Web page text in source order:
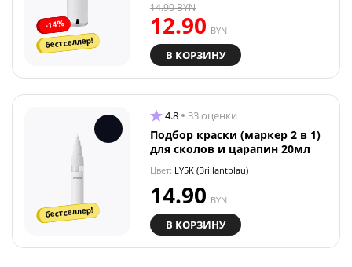
-14%
бестселлер!
12.90 BYN
14.90BYN
В КОРЗИНУ
бестселлер!
4.8 33 оценки
Подбор краски (маркер 2 в 1)
для сколов и царапин 20мл
Цвет: LY5K (Brillantblau)
14.90 BYN
В КОРЗИНУ